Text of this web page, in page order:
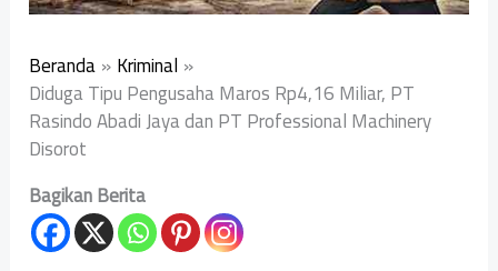
Beranda Kriminal
Diduga Tipu Pengusaha Maros Rp4,16 Miliar, PT
Rasindo Abadi Jaya dan PT Professional Machinery
Disorot
Bagikan Berita